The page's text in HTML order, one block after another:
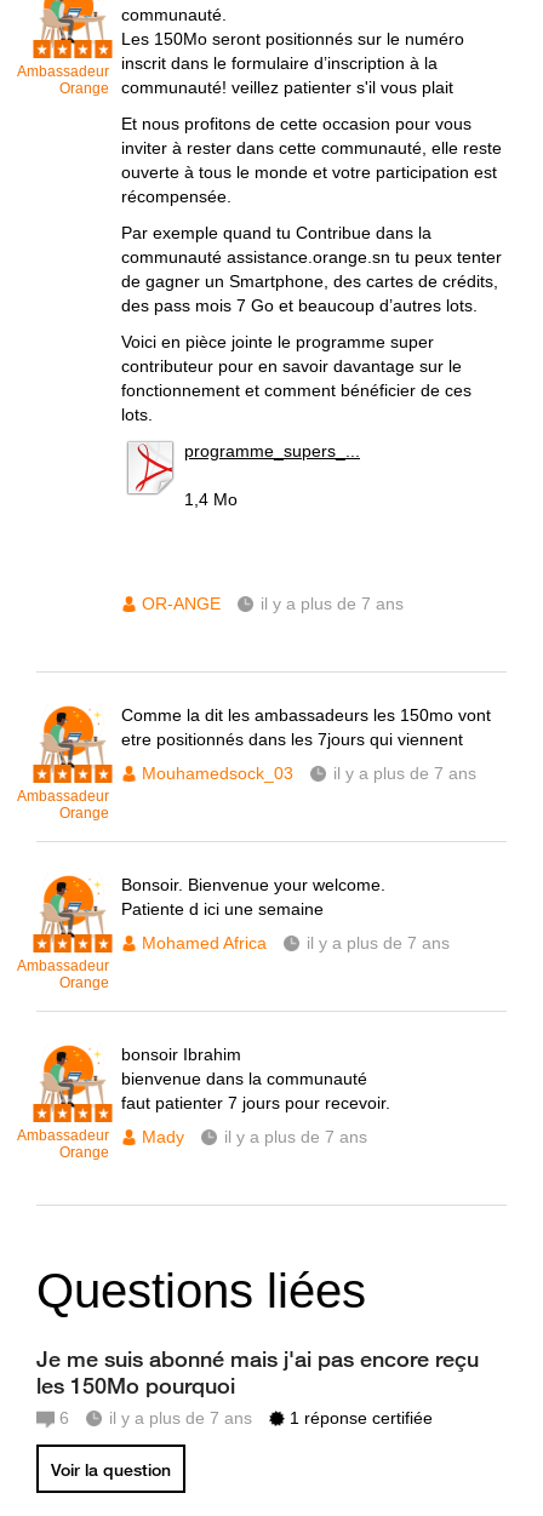
Ambassadeur
Orange
communauté.
Les 150Mo seront positionnés sur le numéro
inscrit dans le formulaire d’inscription à la
communauté! veillez patienter s'il vous plait
Et nous profitons de cette occasion pour vous
inviter à rester dans cette communauté, elle reste
ouverte à tous le monde et votre participation est
récompensée.
Par exemple quand tu Contribue dans la
communauté assistance.orange.sn tu peux tenter
de gagner un Smartphone, des cartes de crédits,
des pass mois 7 Go et beaucoup d’autres lots.
Voici en pièce jointe le programme super
contributeur pour en savoir davantage sur le
fonctionnement et comment bénéficier de ces
lots.
programme_supers_...
1,4 Mo
OR-ANGE il y a plus de 7 ans
Ambassadeur
Orange
Comme la dit les ambassadeurs les 150mo vont
etre positionnés dans les 7jours qui viennent
Mouhamedsock_03
il y a plus de 7 ans
Ambassadeur
Orange
Bonsoir. Bienvenue your welcome.
Patiente d ici une semaine
Mohamed Africa
il y a plus de 7 ans
Ambassadeur
Orange
bonsoir Ibrahim
bienvenue dans la communauté
faut patienter 7 jours pour recevoir.
Mady
il y a plus de 7 ans
Questions liées
Je me suis abonné mais j'ai pas encore reçu
les 150Mo pourquoi
6 il y a plus de 7 ans 1 réponse certifiée
Voir la question